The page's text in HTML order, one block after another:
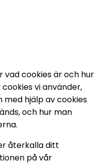
vad cookies är och hur
vi använder,
med hjälp av cookies
och hur man
återkalla ditt
på vår